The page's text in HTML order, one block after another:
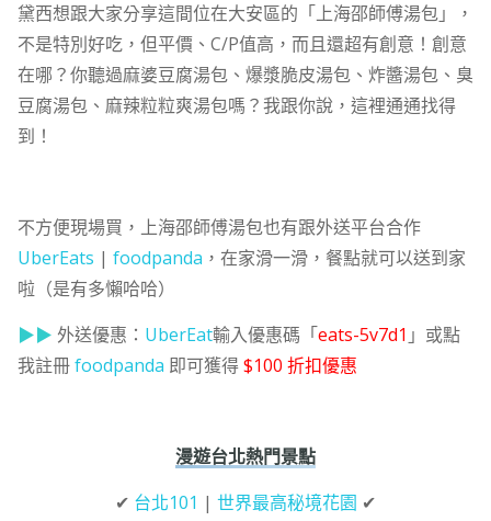
黛西想跟大家分享這間位在大安區的「上海邵師傅湯包」，
不是特別好吃，但平價、C/P值高，而且還超有創意！創意
在哪？你聽過麻婆豆腐湯包、爆漿脆皮湯包、炸醬湯包、臭
豆腐湯包、麻辣粒粒爽湯包嗎？我跟你說，這裡通通找得
到！
不方便現場買，上海邵師傅湯包也有跟外送平台合作
UberEats | foodpanda ，在家滑一滑，餐點就可以送到家
啦（是有多懶哈哈）
▶▶ 外送優惠： UberEat輸入優惠碼「eats-5v7d1 」或點
我註冊foodpanda 即可獲得$100 折扣優惠
漫遊台北熱門景點
✔ 台北101 | 世界最高秘境花園 ✔